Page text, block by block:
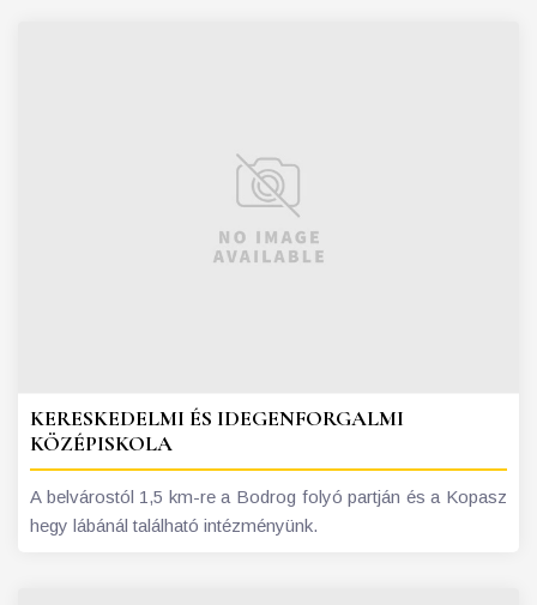
KERESKEDELMI ÉS IDEGENFORGALMI
KÖZÉPISKOLA
A belvárostól 1,5 km-re a Bodrog folyó partján és a Kopasz
hegy lábánál található intézményünk.